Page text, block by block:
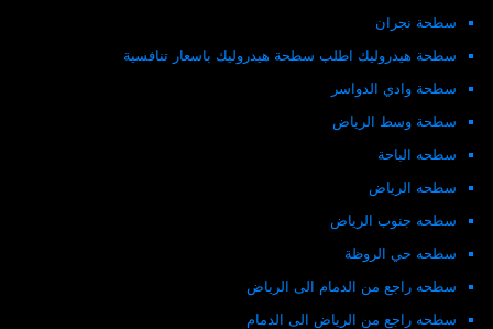
سطحة نجران
سطحة هيدروليك اطلب سطحة هيدروليك باسعار تنافسية
سطحة وادي الدواسر
سطحة وسط الرياض
سطحه الباحة
سطحه الرياض
سطحه جنوب الرياض
سطحه حي الروظة
سطحه راجع من الدمام الى الرياض
سطحه راجع من الرياض الى الدمام